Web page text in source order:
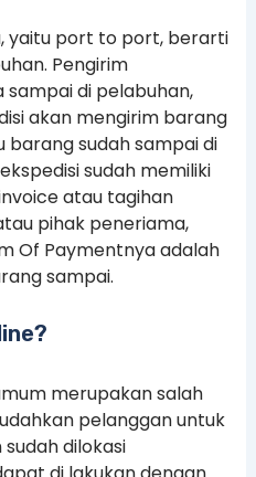
yaitu port to port, berarti
Pengirim
di pelabuhan,
akan mengirim barang
barang sudah sampai di
sudah memiliki
atau tagihan
pihak peneriama,
Of Paymentnya adalah
sampai.
merupakan salah
pelanggan untuk
dilokasi